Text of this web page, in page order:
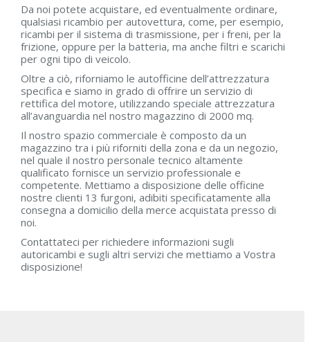
Da noi potete acquistare, ed eventualmente ordinare,
qualsiasi ricambio per autovettura, come, per esempio,
ricambi per il sistema di trasmissione, per i freni, per la
frizione, oppure per la batteria, ma anche filtri e scarichi
per ogni tipo di veicolo.
Oltre a ciò, riforniamo le autofficine dell’attrezzatura
specifica e siamo in grado di offrire un servizio di
rettifica del motore, utilizzando speciale attrezzatura
all’avanguardia nel nostro magazzino di 2000 mq.
Il nostro spazio commerciale è composto da un
magazzino tra i più riforniti della zona e da un negozio,
nel quale il nostro personale tecnico altamente
qualificato fornisce un servizio professionale e
competente. Mettiamo a disposizione delle officine
nostre clienti 13 furgoni, adibiti specificatamente alla
consegna a domicilio della merce acquistata presso di
noi.
Contattateci per richiedere informazioni sugli
autoricambi e sugli altri servizi che mettiamo a Vostra
disposizione!